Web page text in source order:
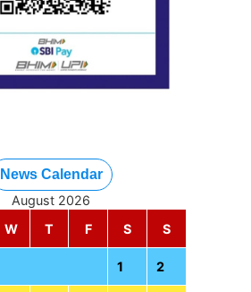
News Calendar
August 2026
W T F S S
1 2